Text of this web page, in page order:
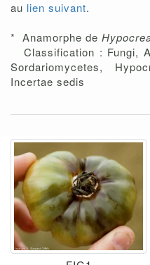
au lien suivant.
* Anamorphe de
Classification : Fungi,
Sordariomycetes,
Incertae sedis